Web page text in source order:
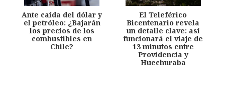
Ante caída del dólar y
el petróleo: ¿Bajarán
los precios de los
combustibles en
Chile?
El Teleférico
Bicentenario revela
un detalle clave: así
funcionará el viaje de
13 minutos entre
Providencia y
Huechuraba